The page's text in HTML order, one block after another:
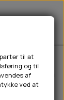
Wolfsblut
til at
og til
af
ved at